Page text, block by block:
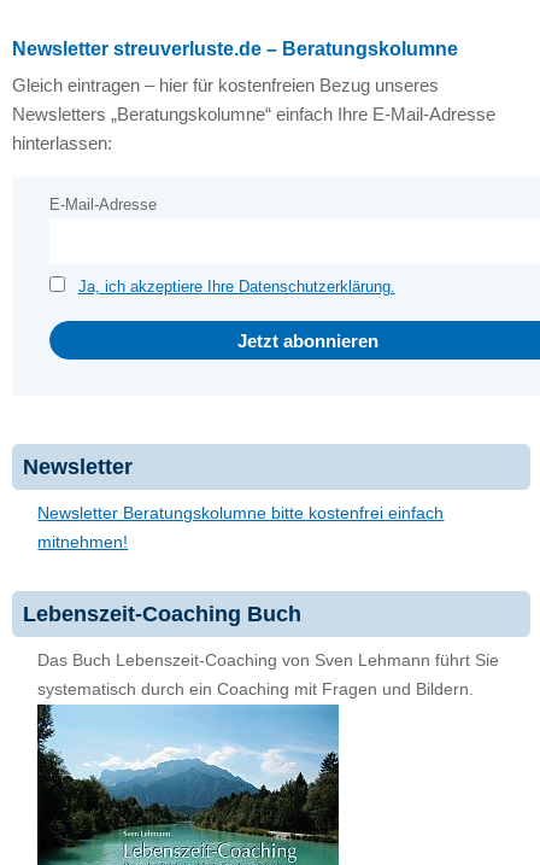
Newsletter streuverluste.de – Beratungskolumne
Gleich eintragen – hier für kostenfreien Bezug unseres
Newsletters „Beratungskolumne“ einfach Ihre E-Mail-Adresse
hinterlassen:
E-Mail-Adresse
Ja, ich akzeptiere Ihre Datenschutzerklärung.
Newsletter
Newsletter Beratungskolumne bitte kostenfrei einfach
mitnehmen!
Lebenszeit-Coaching Buch
Das Buch Lebenszeit-Coaching von Sven Lehmann führt Sie
systematisch durch ein Coaching mit Fragen und Bildern.